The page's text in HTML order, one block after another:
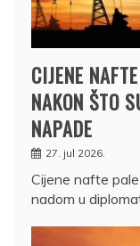
CIJENE
NAKON ŠTO
NAPADE
27. jul 2026.
Cijene nafte
nadom u